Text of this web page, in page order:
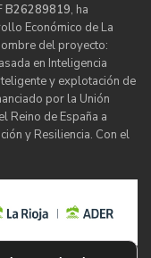
B26289819, ha
Económico de La
del proyecto:
en Inteligencia
y explotación de
por la Unión
Reino de España a
y Resiliencia. Con el